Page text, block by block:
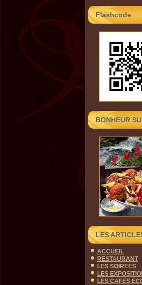
Flashcode
BONHEUR
LES
ACCUEIL
RESTAURANT
LES SOIREES
LES
LES CAFES